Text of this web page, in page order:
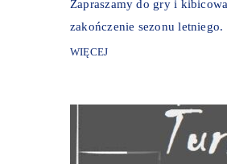
Zapraszamy do gry i
zakończenie sezonu letniego.
WIĘCEJ